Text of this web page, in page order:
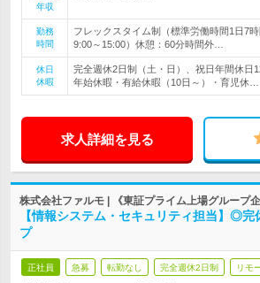
年収
勤務
時間
フレックスタイム制（標準労働時間1日7
9:00～15:00）休憩：60分時間外…
休日
休暇
完全週休2日制（土・日）、祝日年間休日
年始休暇・有給休暇（10日～）・育児休…
求人詳細を見る
株式会社ファルモ | 《東証プライム上場グループ
【情報システム・セキュリティ担当】◎
プ
正社員 急募 転勤なし 完全週休2日制 リモ